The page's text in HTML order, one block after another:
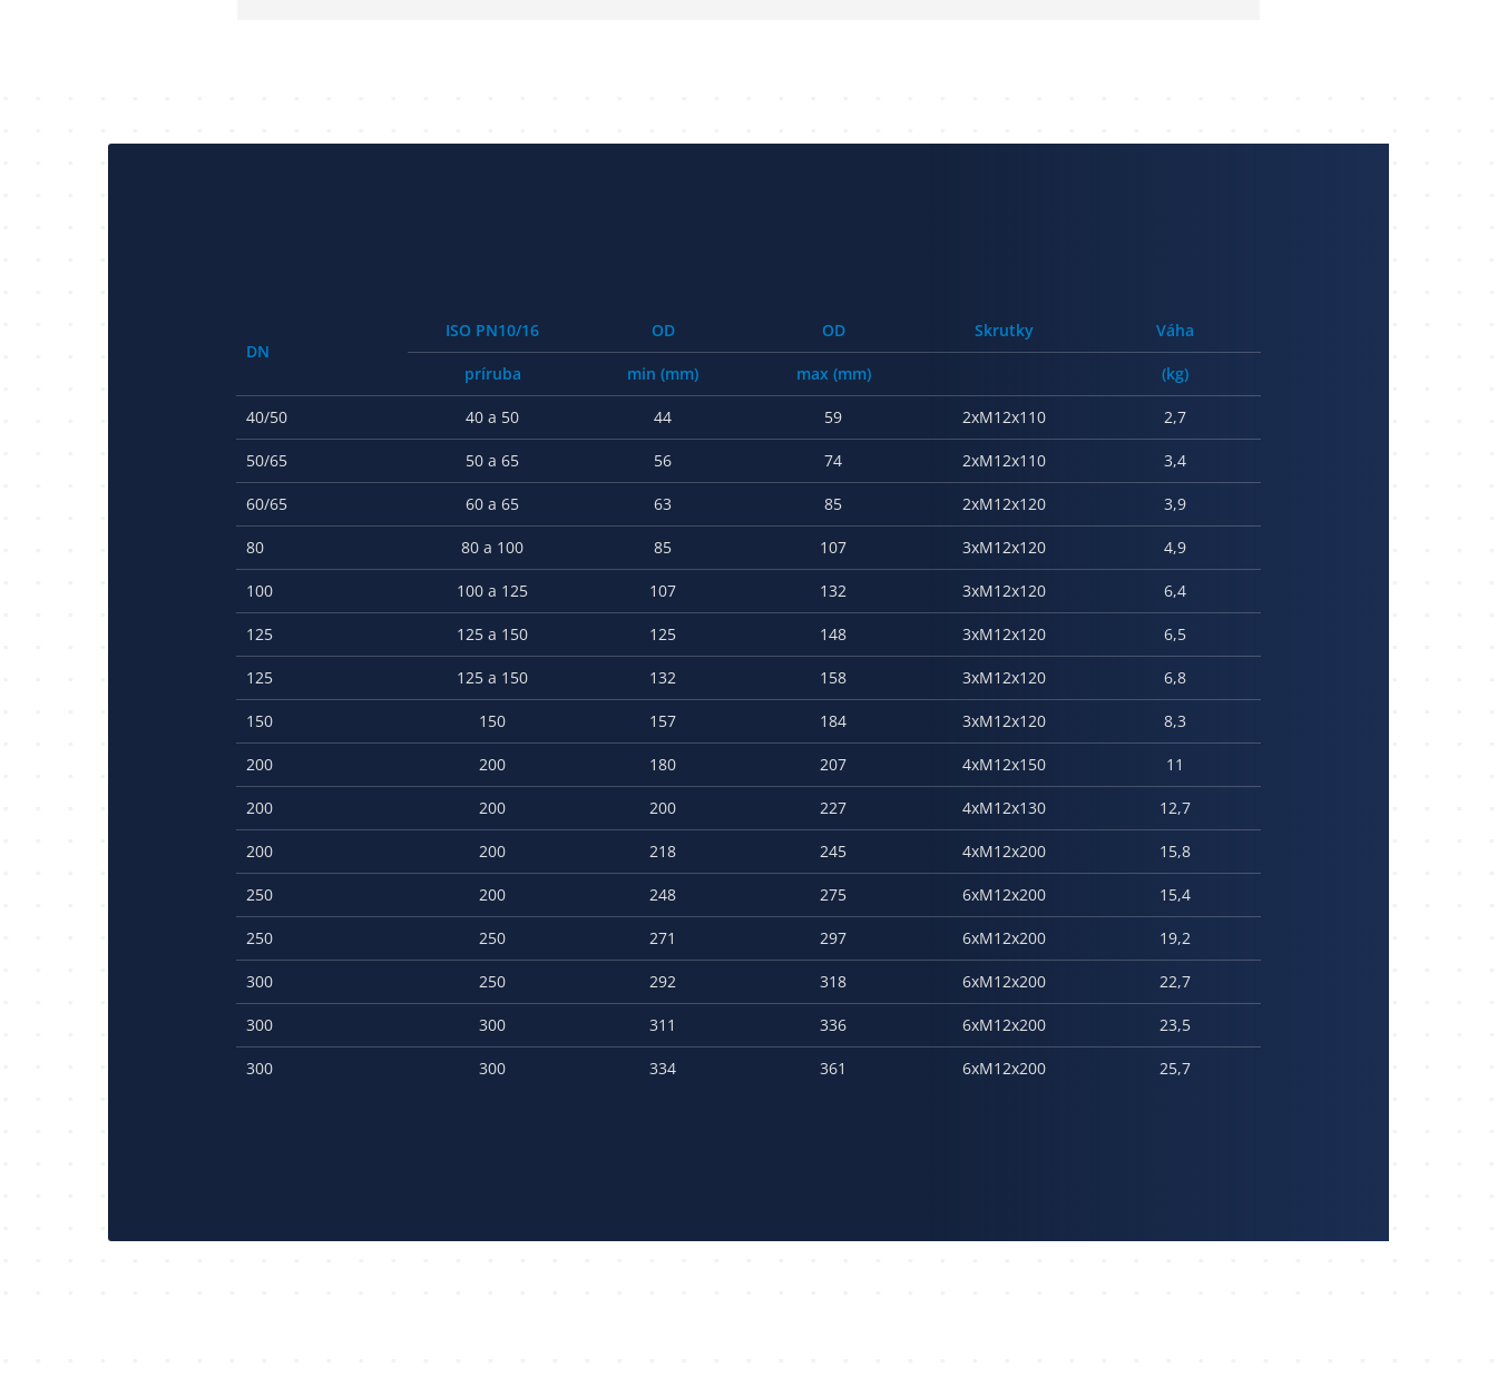
DN
ISO PN10/16 OD OD Skrutky Váha
príruba min (mm) max (mm) (kg)
40/50 40 a 50 44 59 2xM12x110 2,7
50/65 50 a 65 56 74 2xM12x110 3,4
60/65 60 a 65 63 85 2xM12x120 3,9
80 80 a 100 85 107 3xM12x120 4,9
100 100 a 125 107 132 3xM12x120 6,4
125 125 a 150 125 148 3xM12x120 6,5
125 125 a 150 132 158 3xM12x120 6,8
150 150 157 184 3xM12x120 8,3
200 200 180 207 4xM12x150 11
200 200 200 227 4xM12x130 12,7
200 200 218 245 4xM12x200 15,8
250 200 248 275 6xM12x200 15,4
250 250 271 297 6xM12x200 19,2
300 250 292 318 6xM12x200 22,7
300 300 311 336 6xM12x200 23,5
300 300 334 361 6xM12x200 25,7